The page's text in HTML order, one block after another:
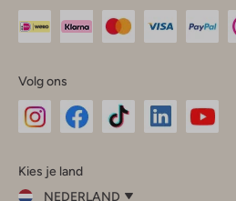
Volg ons
InstagramFacebook
Kies je land
NEDERLAND